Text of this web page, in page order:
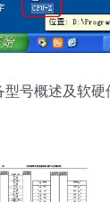
型号概述及软